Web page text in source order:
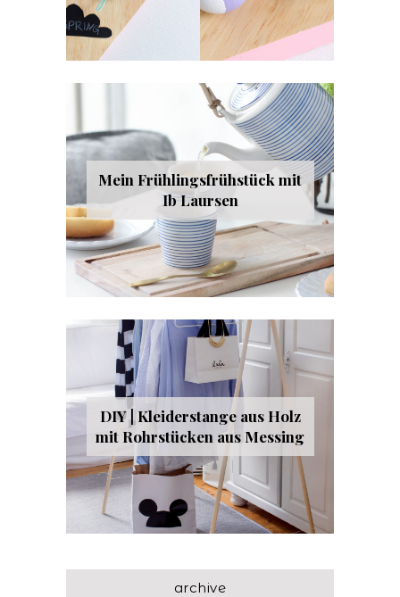
Mein Frühlingsfrühstück mit
Ib Laursen
DIY | Kleiderstange aus Holz
mit Rohrstücken aus Messing
archive